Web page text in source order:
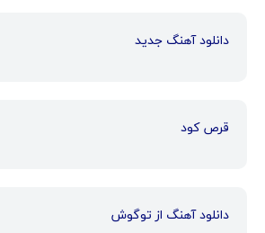
دانلود آهنگ جدید
قرص کود
دانلود آهنگ از توگوش